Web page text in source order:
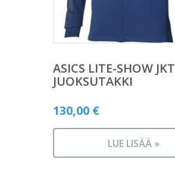
ASICS LITE-SHOW JKT
JUOKSUTAKKI
130,00 €
LUE LISÄÄ »